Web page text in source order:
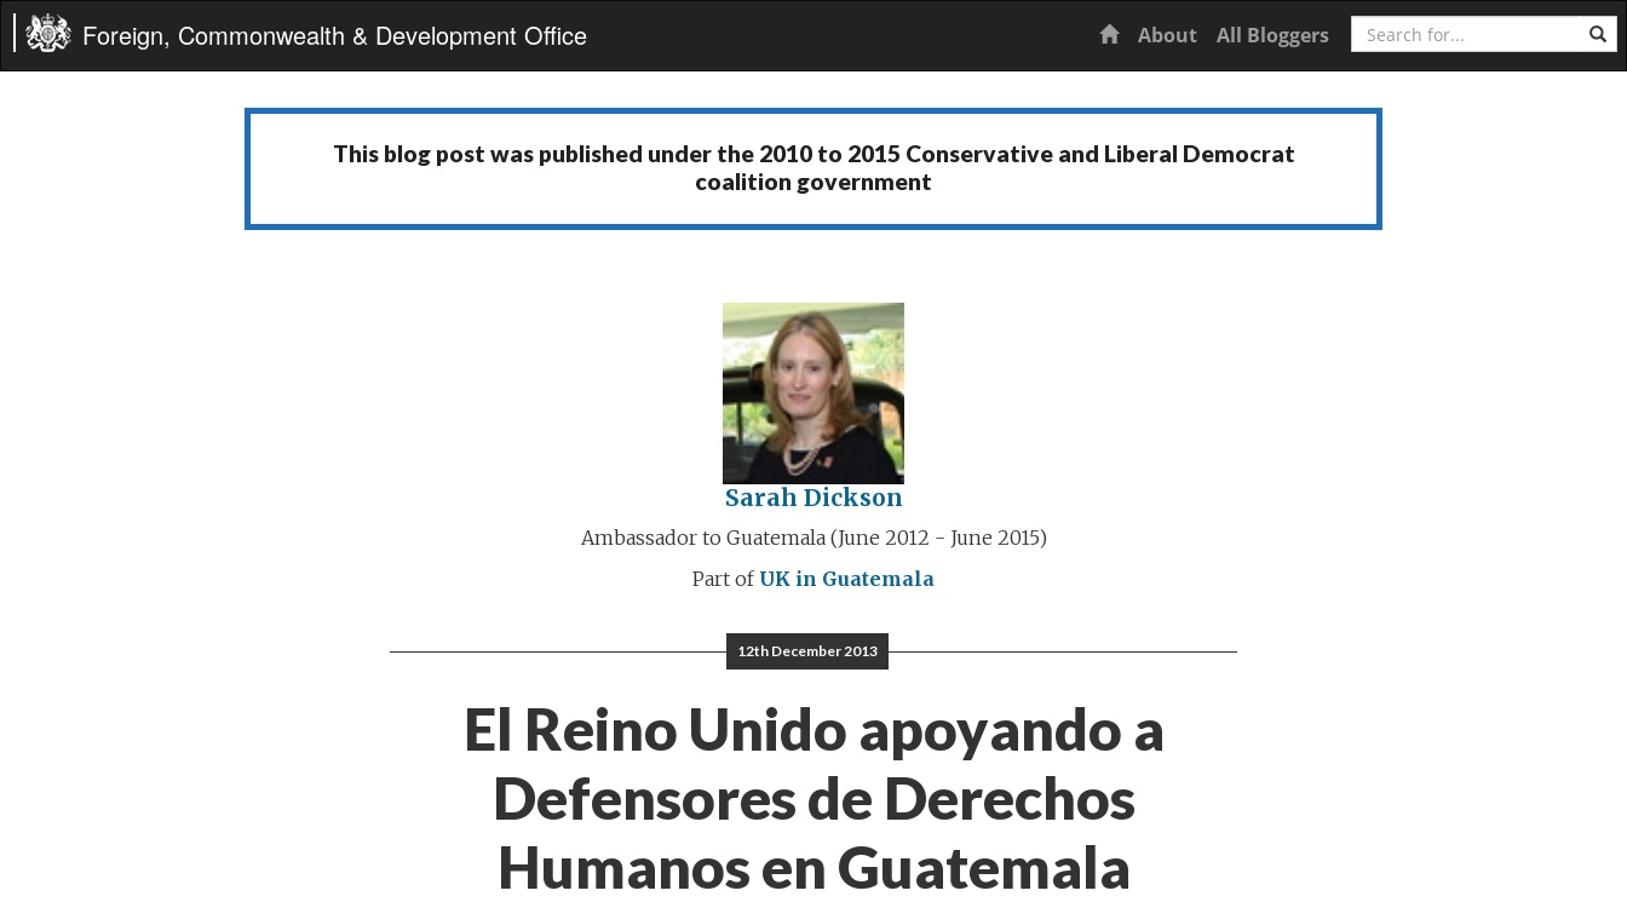
Foreign, Commonwealth & Development Office Home
About All Bloggers Search
This blog post was published under the 2010 to 2015 Conservative and Liberal Democrat
coalition government
Sarah Dickson
Ambassador to Guatemala (June 2012 - June 2015)
Part of UK in Guatemala
12th December 2013
El Reino Unido apoyando a
Defensores de Derechos
Humanos en Guatemala